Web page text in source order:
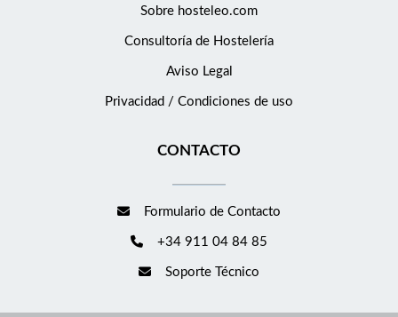
Sobre hosteleo.com
Consultoría de Hostelería
Aviso Legal
Privacidad / Condiciones de uso
CONTACTO
Formulario de Contacto
+34 911 04 84 85
Soporte Técnico